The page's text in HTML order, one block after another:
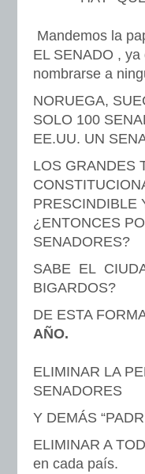
Mandemos la
EL SENADO ,
nombrarse a
NORUEGA,
SOLO 100
EE.UU. UN
LOS GRANDES
PRESCINDIBLE
¿ENTONCES
SABE EL
BIGARDOS?
DE ESTA
AÑO.
ELIMINAR LA
SENADORES
Y DEMÁS
ELIMINAR A
en cada país.